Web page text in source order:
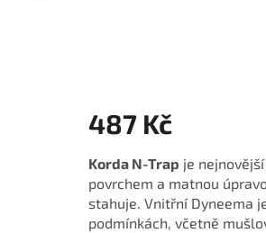
487 Kč
cena:
Korda N-Trap je
povrchem a matnou
stahuje. Vnitřní Dyneema
podmínkách, včetně